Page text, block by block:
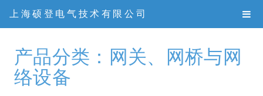
上海硕登电气技术有限公司
产品分类：网关、网桥与网
络设备